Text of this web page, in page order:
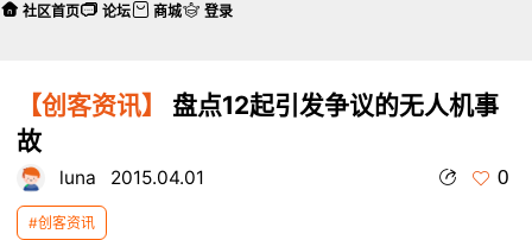
【创客资讯】
盘点12起引发争议的无人机事
故
luna 2015.04.01 0
#创客资讯
社区首页 论坛 商城 登录